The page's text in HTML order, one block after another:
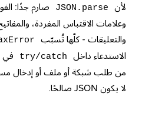
لأن JSON.parse
صارم جدًا:
وعلامات الاقتباس المفردة،
والتعليقات - كلّها تُسبّب
الاستدعاء داخل
try/catch
في
من طلب شبكة أو ملف أو إدخال
لا يكون JSON صالحًا.